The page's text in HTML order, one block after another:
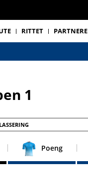
RITTET PARTNERE
1
Poeng